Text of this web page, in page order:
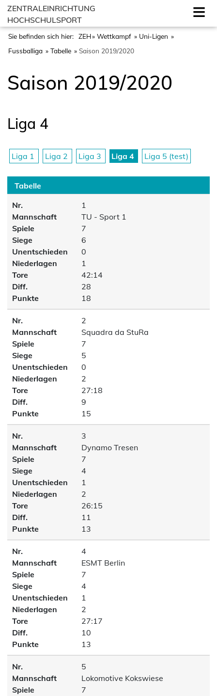
ZENTRALEINRICHTUNG
HOCHSCHULSPORT
Sie befinden sich hier: ZEH Wettkampf
Uni-Ligen
Fussballiga
Tabelle Saison 2019/2020
Saison 2019/2020
Liga 4
Liga 1 Liga 2 Liga 3 Liga 4 Liga 5 (test)
Tabelle
Nr.
1
Mannschaft
TU - Sport 1
Spiele
7
Siege
6
Unentschieden
0
Niederlagen
1
Tore
42:14
Diff.
28
Punkte
18
Nr.
2
Mannschaft
Squadra da StuRa
Spiele
7
Siege
5
Unentschieden
0
Niederlagen
2
Tore
27:18
Diff.
9
Punkte
15
Nr.
3
Mannschaft
Dynamo Tresen
Spiele
7
Siege
4
Unentschieden
1
Niederlagen
2
Tore
26:15
Diff.
11
Punkte
13
Nr.
4
Mannschaft
ESMT Berlin
Spiele
7
Siege
4
Unentschieden
1
Niederlagen
2
Tore
27:17
Diff.
10
Punkte
13
Nr.
5
Mannschaft
Lokomotive Kokswiese
Spiele
7